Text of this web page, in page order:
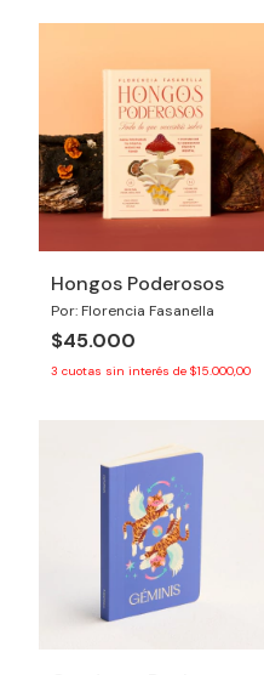
Hongos Poderosos
Por: Florencia Fasanella
$45.000
3 cuotas sin interés de $15.000,00